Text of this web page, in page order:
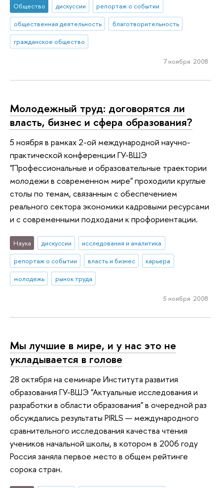
Общество дискуссии
репортаж о событии
общественная деятельность
благотворительность
гражданское общество
7 ноября 2008
Молодежный труд: договорятся ли
власть, бизнес и сфера образования?
5 ноября в рамках 2-ой международной научно-
практической конференции ГУ-ВШЭ
"Профессиональные и образовательные траектории
молодежи в современном мире" проходили круглые
столы по темам, связанным с обеспечением
реального сектора экономики кадровыми ресурсами
и с современными подходами к профориентации.
Наука дискуссии
исследования и аналитика
репортаж о событии
власть и бизнес
карьера
молодежь
рынок труда
5 ноября 2008
Мы лучшие в мире, и у нас это не
укладывается в голове
28 октября на семинаре Института развития
образования ГУ-ВШЭ "Актуальные исследования и
разработки в области образования" в очередной раз
обсуждались результаты PIRLS — международного
сравнительного исследования качества чтения
учеников начальной школы, в котором в 2006 году
Россия заняла первое место в общем рейтинге
сорока стран.